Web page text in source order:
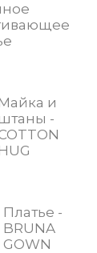
и
-
Платье -
BRUNA
GOWN